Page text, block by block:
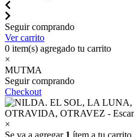
Seguir comprando
Ver carrito
0 item(s) agregado tu carrito
×
MUTMA
Seguir comprando
Checkout
×
Se va a agregar 1 ítem a tu carrito